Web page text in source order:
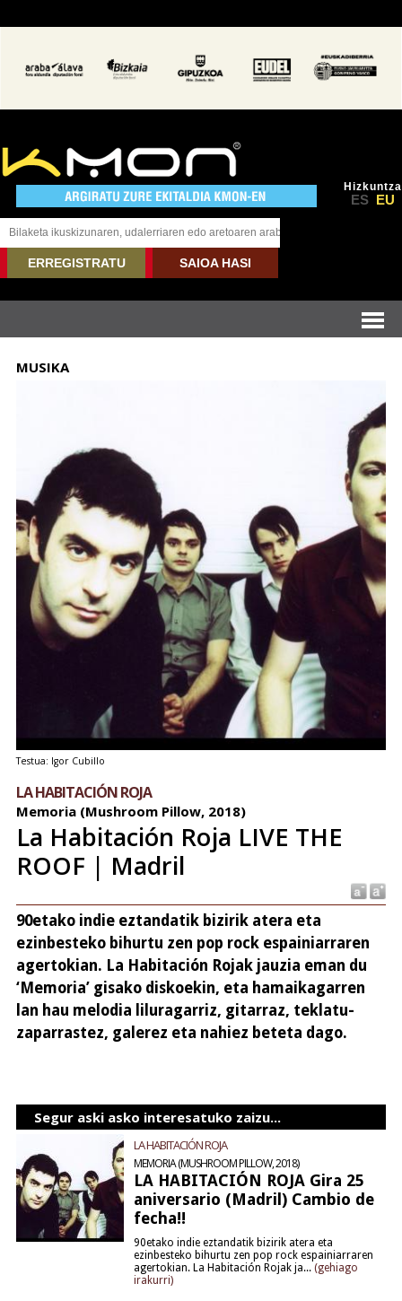
Hizkuntza
ES EU
ERREGISTRATU SAIOA HASI
MUSIKA
Testua: Igor Cubillo
LA HABITACIÓN ROJA
Memoria (Mushroom Pillow, 2018)
La Habitación Roja LIVE THE
ROOF | Madril
90etako indie eztandatik bizirik atera eta
ezinbesteko bihurtu zen pop rock espainiarraren
agertokian. La Habitación Rojak jauzia eman du
‘Memoria’ gisako diskoekin, eta hamaikagarren
lan hau melodia liluragarriz, gitarraz, teklatu-
zaparrastez, galerez eta nahiez beteta dago.
Segur aski asko interesatuko zaizu...
LA HABITACIÓN ROJA
MEMORIA (MUSHROOM PILLOW, 2018)
LA HABITACIÓN ROJA Gira 25
aniversario (Madril) Cambio de
fecha!!
90etako indie eztandatik bizirik atera eta
ezinbesteko bihurtu zen pop rock espainiarraren
agertokian. La Habitación Rojak ja... (gehiago
irakurri)